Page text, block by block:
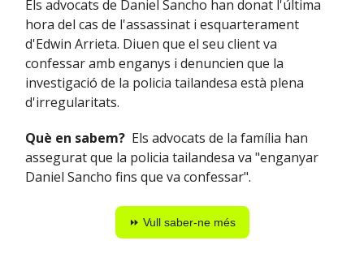
Els advocats de Daniel Sancho han donat l'última
hora del cas de l'assassinat i esquarterament
d'Edwin Arrieta. Diuen que el seu client va
confessar amb enganys i denuncien que la
investigació de la policia tailandesa està plena
d'irregularitats.
Què en sabem? Els advocats de la família han
assegurat que la policia tailandesa va "enganyar
Daniel Sancho fins que va confessar".
⏩ Vull saber-ne més